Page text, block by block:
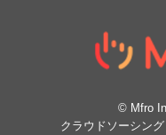
© Mfro
クラウドソーシン